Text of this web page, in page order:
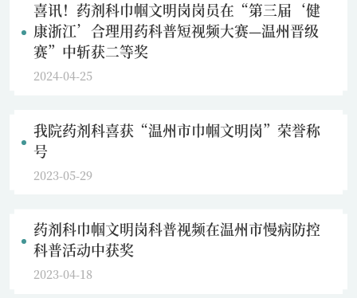
喜讯！药剂科巾帼文明岗岗员在“第三届‘健
康浙江’合理用药科普短视频大赛—温州晋级
赛”中斩获二等奖
2024-04-25
我院药剂科喜获“温州市巾帼文明岗”荣誉称
号
2023-05-29
药剂科巾帼文明岗科普视频在温州市慢病防控
科普活动中获奖
2023-04-18